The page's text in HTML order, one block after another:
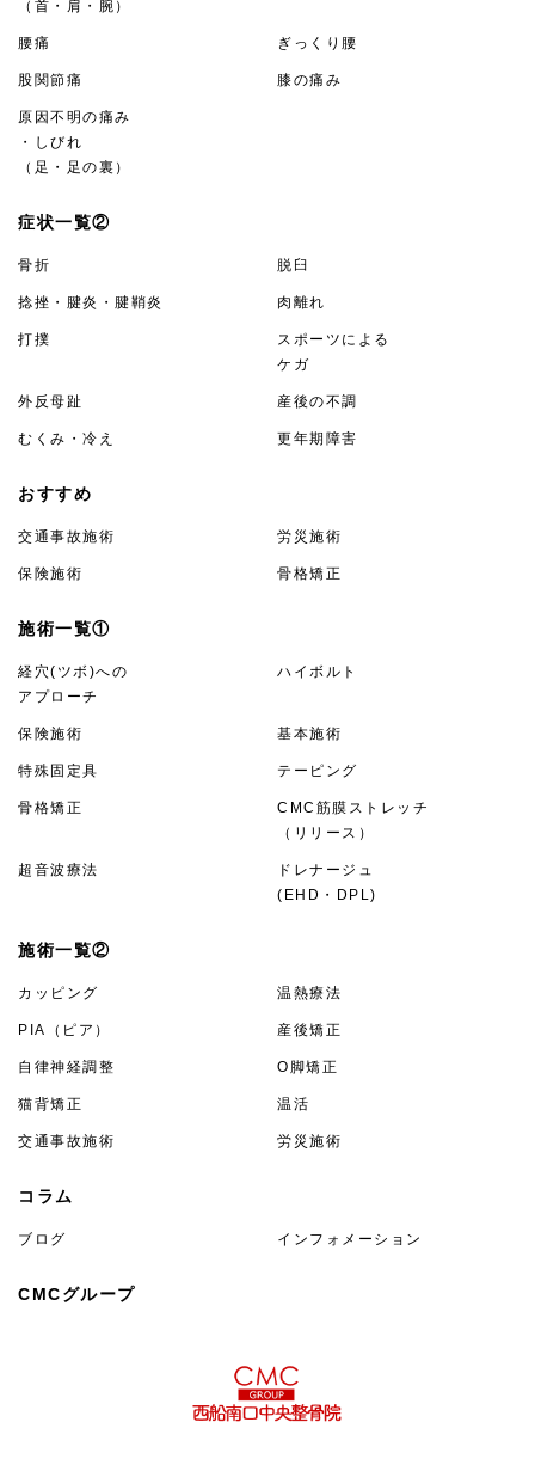
（首・肩・腕）
腰痛 ぎっくり腰
股関節痛 膝の痛み
原因不明の痛み
・しびれ
（足・足の裏）
症状一覧②
骨折 脱臼
捻挫・腱炎・腱鞘炎 肉離れ
打撲
スポーツによる
ケガ
外反母趾 産後の不調
むくみ・冷え 更年期障害
おすすめ
交通事故施術 労災施術
保険施術 骨格矯正
施術一覧①
経穴(ツボ)への
アプローチ
ハイボルト
保険施術 基本施術
特殊固定具 テーピング
骨格矯正
CMC筋膜ストレッチ
（リリース）
超音波療法
ドレナージュ
(EHD・DPL)
施術一覧②
カッピング 温熱療法
PIA（ピア） 産後矯正
自律神経調整 O脚矯正
猫背矯正 温活
交通事故施術 労災施術
コラム
ブログ インフォメーション
CMCグループ